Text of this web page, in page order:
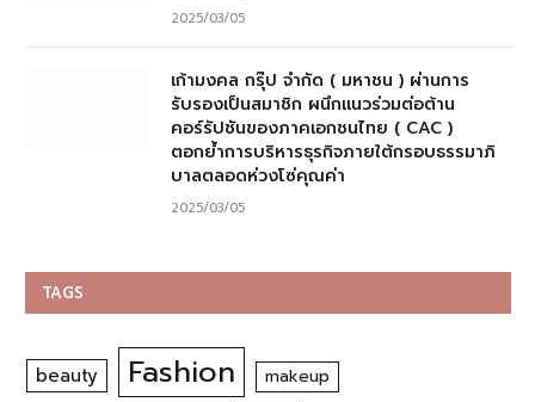
2025/03/05
เก้ามงคล กรุ๊ป จำกัด ( มหาชน ) ผ่านการ
รับรองเป็นสมาชิก ผนึกแนวร่วมต่อต้าน
คอร์รัปชันของภาคเอกชนไทย ( CAC )
ตอกย้ำการบริหารธุรกิจภายใต้กรอบธรรมาภิ
บาลตลอดห่วงโซ่คุณค่า
2025/03/05
TAGS
beauty Fashion makeup